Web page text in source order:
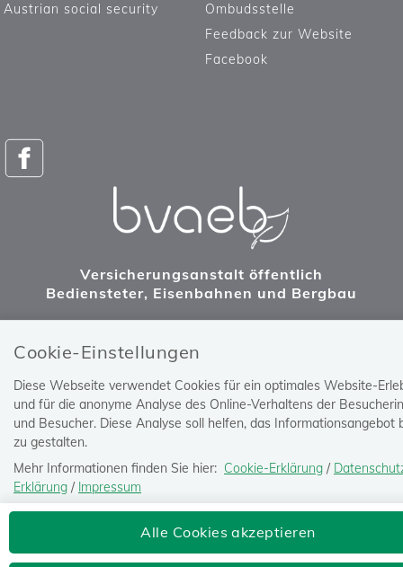
Cookie-Einstellungen
Diese Webseite verwendet Cookies für ein optimales Website-
und für die anonyme Analyse des Online-Verhaltens der
und Besucher. Diese Analyse soll helfen, das Informationsangebot
zu gestalten.
Mehr Informationen finden Sie hier: Cookie-Erklärung /
Erklärung / Impressum
Die Einstellung können Sie jederzeit auf der Seite "Datenschutz-
Alle Cookies akzeptieren
Versicherungsanstalt öffentlich
Bediensteter, Eisenbahnen und Bergbau
Tel: 050405-0
Austrian social security
Ombudsstelle
Feedback zur Website
Facebook